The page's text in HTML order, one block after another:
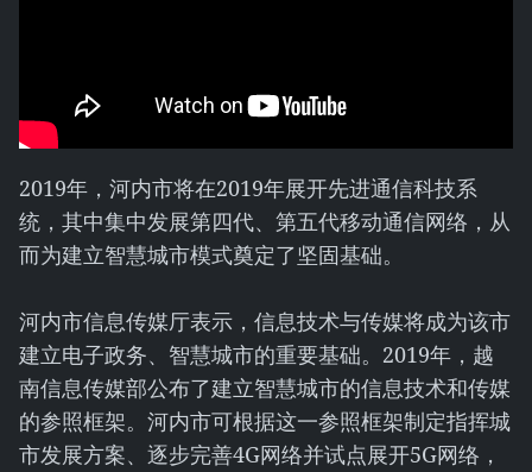
2019年，河内市将在2019年展开先进通信科技系
统，其中集中发展第四代、第五代移动通信网络，从
而为建立智慧城市模式奠定了坚固基础。
河内市信息传媒厅表示，信息技术与传媒将成为该市
建立电子政务、智慧城市的重要基础。2019年，越
南信息传媒部公布了建立智慧城市的信息技术和传媒
的参照框架。河内市可根据这一参照框架制定指挥城
市发展方案、逐步完善4G网络并试点展开5G网络，